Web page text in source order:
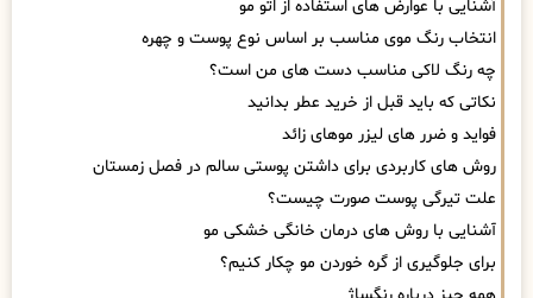
آشنایی با عوارض های استفاده از اتو مو
انتخاب رنگ موی مناسب بر اساس نوع پوست و چهره
چه رنگ لاکی مناسب دست های من است؟
نکاتی که باید قبل از خرید عطر بدانید
فواید و ضرر های لیزر موهای زائد
روش های کاربردی برای داشتن پوستی سالم در فصل زمستان
علت تیرگی پوست صورت چیست؟
آشنایی با روش های درمان خانگی خشکی مو
برای جلوگیری از گره خوردن مو چکار کنیم؟